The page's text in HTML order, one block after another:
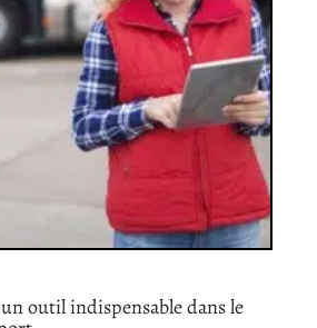
outil indispensable dans le